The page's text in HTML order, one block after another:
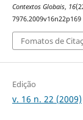
Contextos Globais, 16
7976.2009v16n22p169
Fomatos de
Edição
v. 16 n. 22 (2009)